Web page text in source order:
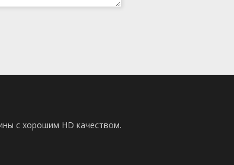
с хорошим HD качеством.